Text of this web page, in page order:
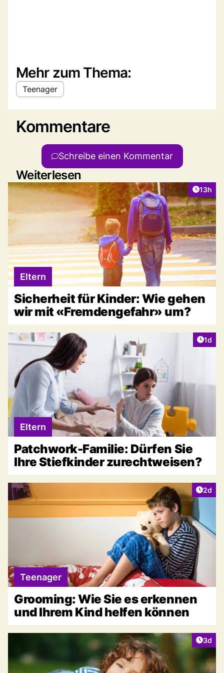
Mehr zum Thema:
Teenager
Kommentare
Schreibe einen Kommentar
Weiterlesen
Artikel
13h
Eltern
Sicherheit für Kinder: Wie gehen
wir mit «Fremdengefahr» um?
1d
Eltern
Patchwork-Familie: Dürfen Sie
Ihre Stiefkinder zurechtweisen?
2d
Teenager
Grooming: Wie Sie es erkennen
und Ihrem Kind helfen können
3d